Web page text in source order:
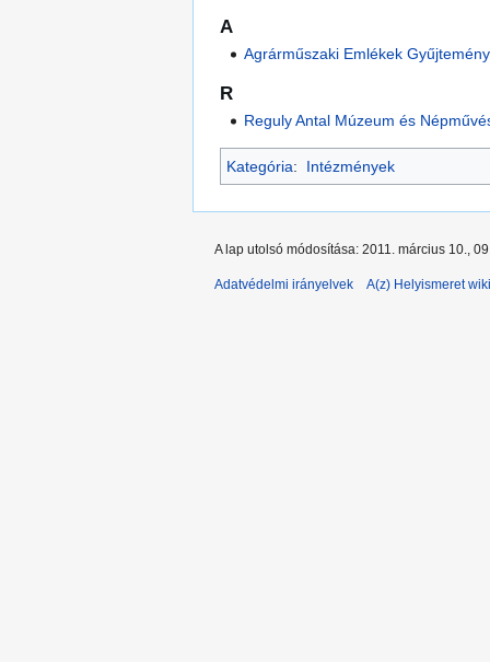
A
Agrárműszaki Emlékek
R
Reguly Antal Múzeum és
Kategória: Intézmények
A lap utolsó módosítása: 2011. március 10.,
Adatvédelmi irányelvek A(z) Helyismeret